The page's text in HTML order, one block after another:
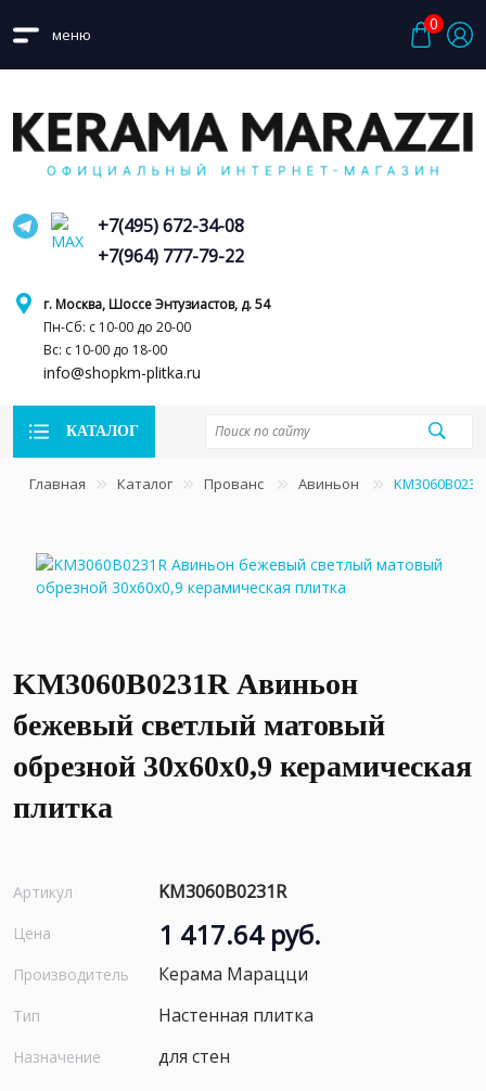
меню
0
г. Москва, Шоссе Энтузиастов, д. 54
Пн-Сб: с 10-00 до 20-00
Вс: с 10-00 до 18-00
info@shopkm-plitka.ru
+7(495) 672-34-08
+7(964) 777-79-22
КАТАЛОГ
Главная Каталог Прованс Авиньон
KM3060B0231R Авиньон
бежевый светлый матовый
обрезной 30x60x0,9 керамическая
плитка
Артикул KM3060B0231R
Цена 1 417.64 руб.
Производитель Керама Марацци
Тип Настенная плитка
Назначение для стен